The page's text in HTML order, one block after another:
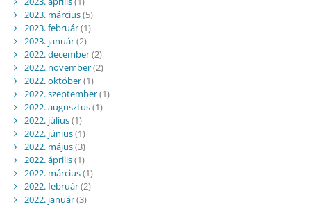
2023. március(5)
2023. február(1)
2023. január(2)
2022. december(2)
2022. november(2)
2022. október(1)
2022. szeptember(1)
2022. augusztus(1)
2022. július(1)
2022. június(1)
2022. május(3)
2022. április(1)
2022. március(1)
2022. február(2)
2022. január(3)